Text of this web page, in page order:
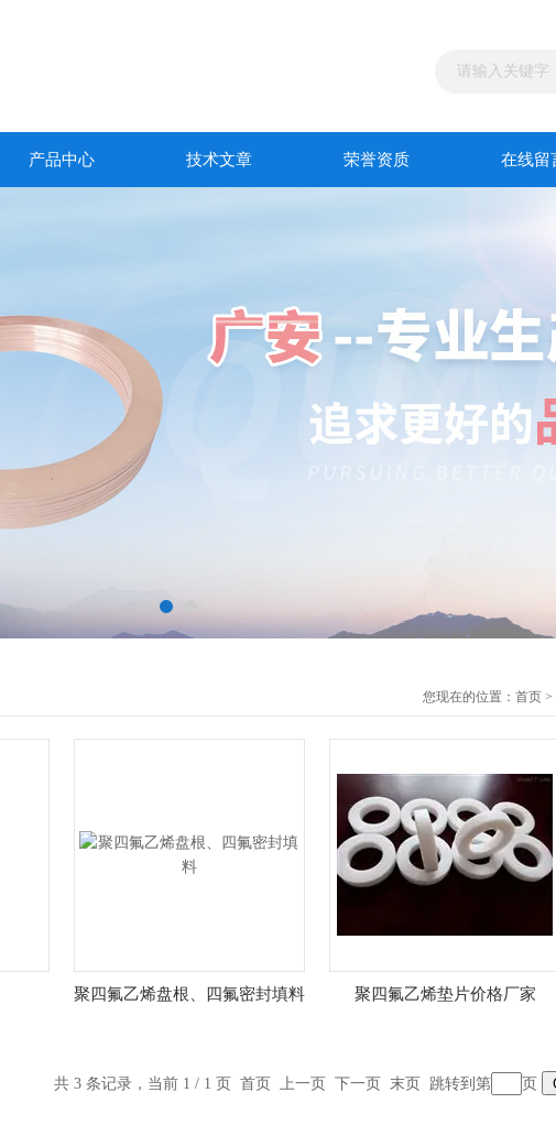
产品中心 技术文章 荣誉资质 在线留
您现在的位置： 首页 >
聚四氟乙烯盘根、四氟密封填料 聚四氟乙烯垫片价格厂家
共 3 条记录，当前 1 / 1 页 首页 上一页 下一页 末页 跳转到第 页